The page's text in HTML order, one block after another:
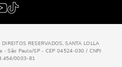
RESERVADOS, SANTA LOLLA
- São Paulo/SP - CEP 04524-030 / CNPJ
0003-81